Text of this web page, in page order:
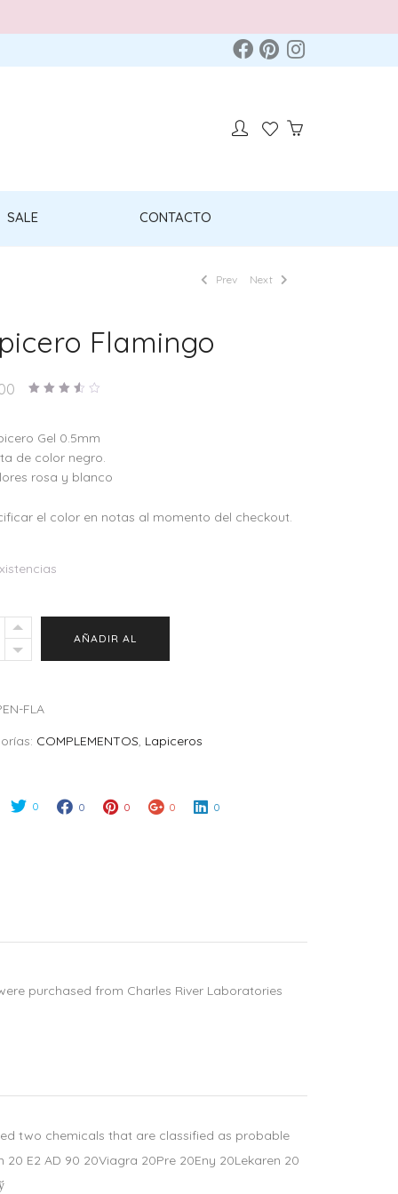
SALE CONTACTO
Prev Next
Flamingo
de 5
Gel 0.5mm
de color negro.
rosa y blanco
el color en notas al momento del checkout.
AÑADIR AL
FLA
COMPLEMENTOS, Lapiceros
0 0 0 0 0
purchased from Charles River Laboratories
two chemicals that are classified as probable
E2 AD 90 20Viagra 20Pre 20Eny 20Lekaren 20